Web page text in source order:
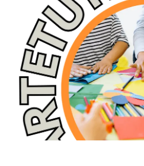
con los/as menores
de los
durante
algunos fines de